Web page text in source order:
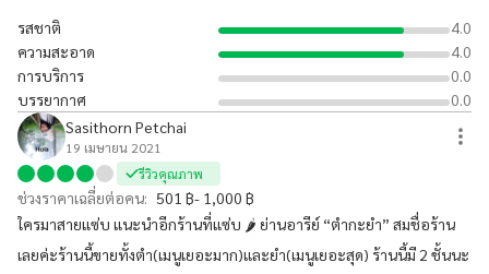
รสชาติ
4.0
ความสะอาด
4.0
การบริการ
0.0
บรรยากาศ
0.0
Sasithorn Petchai
19 เมษายน 2021
รีวิวคุณภาพ
ช่วงราคาเฉลี่ยต่อคน: 501 ฿- 1,000 ฿
ใครมาสายแซ่บ แนะนำอีกร้านที่แซ่บ 🌶 ย่านอารีย์ “ตำกะยำ” สมชื่อร้าน
เลยค่ะร้านนี้ขายทั้งตำ(เมนูเยอะมาก)และยำ(เมนูเยอะสุด) ร้านนี้มี 2 ชั้นนะ